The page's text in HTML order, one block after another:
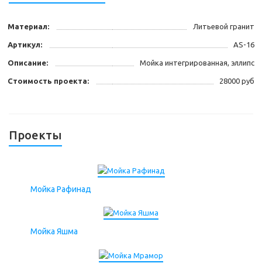
Материал: Литьевой гранит
Артикул: AS-16
Описание: Мойка интегрированная, эллипс
Стоимость проекта: 28000 руб
Проекты
Мойка Рафинад
Мойка Яшма